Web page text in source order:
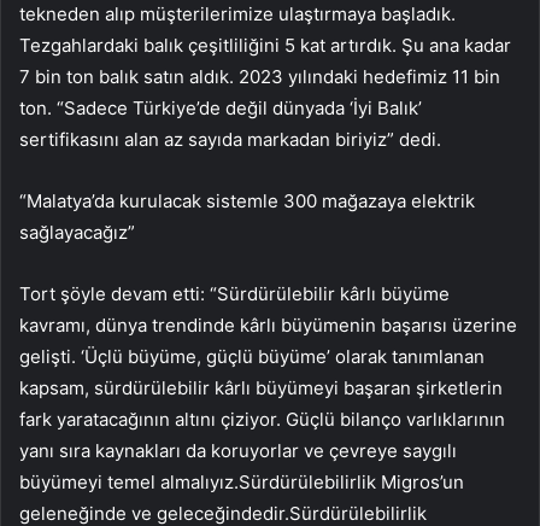
tekneden alıp müşterilerimize ulaştırmaya başladık.
Tezgahlardaki balık çeşitliliğini 5 kat artırdık. Şu ana kadar
7 bin ton balık satın aldık. 2023 yılındaki hedefimiz 11 bin
ton. “Sadece Türkiye’de değil dünyada ‘İyi Balık’
sertifikasını alan az sayıda markadan biriyiz” dedi.
“Malatya’da kurulacak sistemle 300 mağazaya elektrik
sağlayacağız”
Tort şöyle devam etti: “Sürdürülebilir kârlı büyüme
kavramı, dünya trendinde kârlı büyümenin başarısı üzerine
gelişti. ‘Üçlü büyüme, güçlü büyüme’ olarak tanımlanan
kapsam, sürdürülebilir kârlı büyümeyi başaran şirketlerin
fark yaratacağının altını çiziyor. Güçlü bilanço varlıklarının
yanı sıra kaynakları da koruyorlar ve çevreye saygılı
büyümeyi temel almalıyız.Sürdürülebilirlik Migros’un
geleneğinde ve geleceğindedir.Sürdürülebilirlik